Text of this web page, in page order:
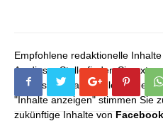
Empfohlene redaktionelle Inhalte
An dieser Stelle finden Sie
die unser redaktionelles
"Inhalte anzeigen" stimmen Sie
zukünftige Inhalte von